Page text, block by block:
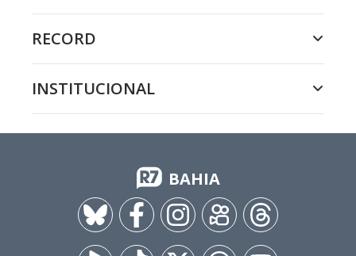
RECORD
INSTITUCIONAL
BAHIA